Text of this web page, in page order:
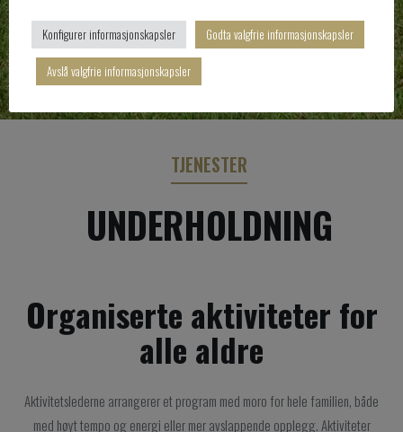
TJENESTER
UNDERHOLDNING
Organiserte aktiviteter for
alle aldre
Aktivitetslederne arrangerer et program med moro for hele familien, både
med høyt tempo og energi eller mer avslappende opplegg. Aktiviteter
Konfigurer informasjonskapsler Godta valgfrie informasjonskapsler
Avslå valgfrie informasjonskapsler